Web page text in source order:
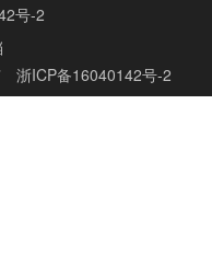
号-2
浙ICP备16040142号-2